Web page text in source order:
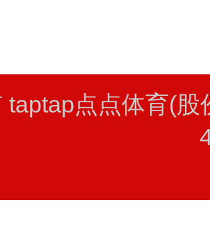
taptap点点体育(